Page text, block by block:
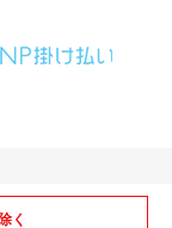
く